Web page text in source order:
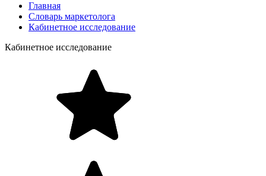
Главная
Словарь маркетолога
Кабинетное исследование
Кабинетное исследование